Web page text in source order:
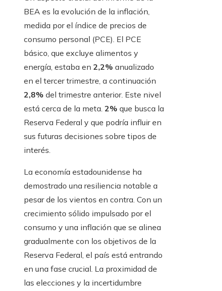
BEA es la evolución de la inflación,
medida por el índice de precios de
consumo personal (PCE). El PCE
básico, que excluye alimentos y
energía, estaba en 2,2% anualizado
en el tercer trimestre, a continuación
2,8% del trimestre anterior. Este nivel
está cerca de la meta. 2% que busca la
Reserva Federal y que podría influir en
sus futuras decisiones sobre tipos de
interés.
La economía estadounidense ha
demostrado una resiliencia notable a
pesar de los vientos en contra. Con un
crecimiento sólido impulsado por el
consumo y una inflación que se alinea
gradualmente con los objetivos de la
Reserva Federal, el país está entrando
en una fase crucial. La proximidad de
las elecciones y la incertidumbre